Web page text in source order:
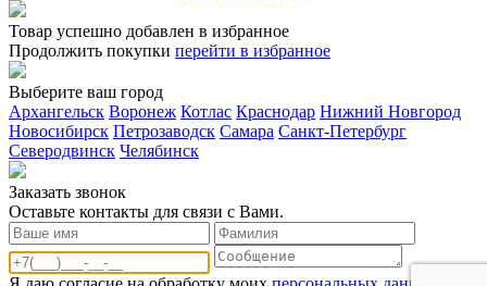
Товар успешно добавлен в избранное
Продолжить покупки перейти в избранное
Выберите ваш город
Архангельск Воронеж Котлас Краснодар Нижний Новгород
Новосибирск Петрозаводск Самара Санкт-Петербург
Северодвинск Челябинск
Заказать звонoк
Оставьте контакты для связи с Вами.